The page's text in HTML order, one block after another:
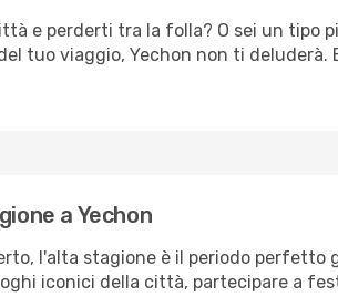
e perderti tra la folla? O sei un tipo
tuo viaggio, Yechon non ti
a Yechon
l'alta stagione è il periodo
iconici della città, partecipare a